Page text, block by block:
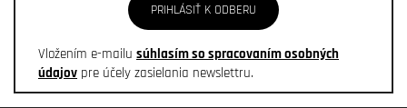
PRIHLÁSIŤ K ODBERU
Vložením e-mailu súhlasím so spracovaním osobných
údajov pre účely zasielania newslettru.